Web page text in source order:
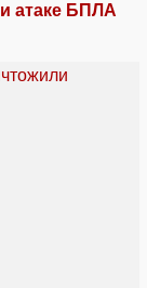
атаке БПЛА